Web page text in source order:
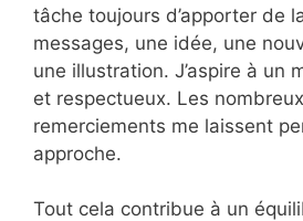
tâche toujours d’apporter de
messages, une idée, une
une illustration. J’aspire à un
et respectueux. Les
remerciements me laissent
approche.
Tout cela contribue à un